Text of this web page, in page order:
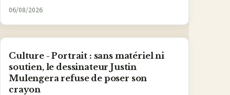
06/08/2026
Culture - Portrait : sans matériel ni
soutien, le dessinateur Justin
Mulengera refuse de poser son
crayon